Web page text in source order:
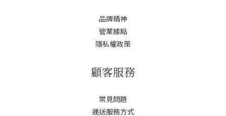
品牌精神
營業據點
隱私權政策
顧客服務
常見問題
運送服務方式